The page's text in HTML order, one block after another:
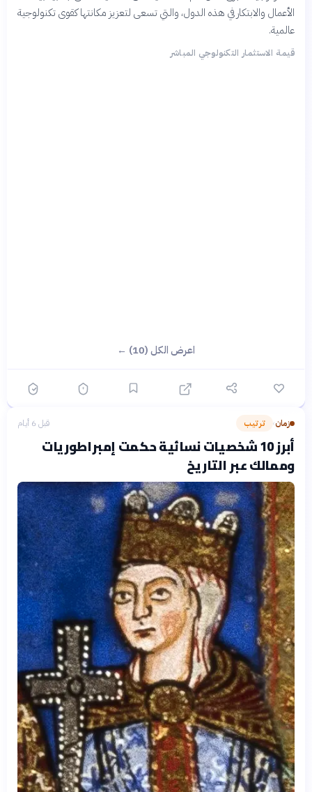
الأعمال والابتكار في هذه الدول، والتي تسعى لتعزيز مكانتها كقوى تكنولوجية
عالمية.
قيمة الاستثمار التكنولوجي المباشر
اعرض الكل (10) ←
زمان› ترتيب قبل 6 أيام
أبرز 10 شخصيات نسائية حكمت إمبراطوريات
وممالك عبر التاريخ